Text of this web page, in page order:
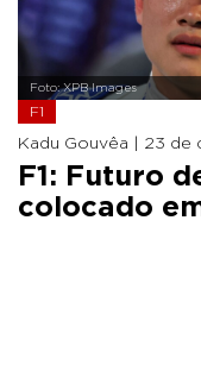
Foto: XPB Images
F1
Kadu Gouvêa | 23 de
F1: Futuro
colocado